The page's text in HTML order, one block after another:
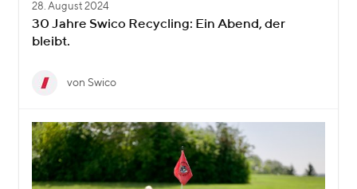
28. August 2024
30 Jahre Swico Recycling: Ein Abend, der
bleibt.
von Swico